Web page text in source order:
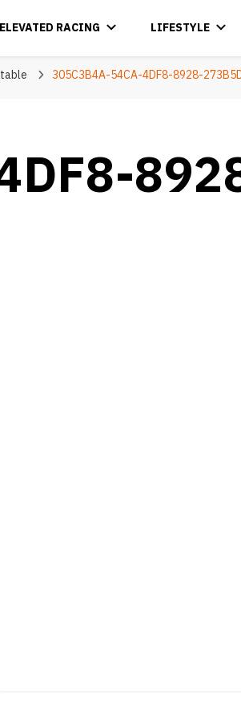
ELEVATED RACING LIFESTYLE
305C3B4A-54CA-4DF8-8928-